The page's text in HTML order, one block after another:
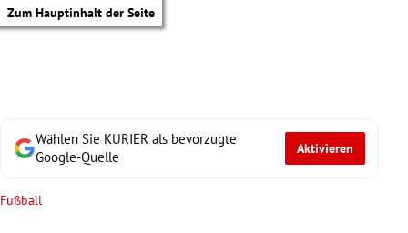
Zum Hauptinhalt der Seite
Wählen Sie KURIER als bevorzugte
Google-Quelle
Aktivieren
Fußball